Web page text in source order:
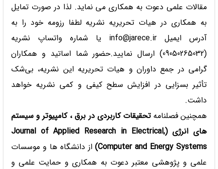
مقالات علمی دعوت به همکاری می نماید. لذا در صورت تمایل
به همکاری در هیات تحریریه نشریه لطفا رزومه خود را به
آدرس ایمیل info@jarece.ir یا شماره واتساپ نشریه
(09050265032) ارسال نمایید.حضور شما اساتید و همکاران
گرامی در جمع داوران و هیات تحریریه این نشریه، بی‌شک
تأثیر بسزایی در افزایش سطح کیفی و کمی نشریه خواهد
داشت.
همچنین فصلنامهتحقیقات کاربردی در برق ، کامپیوتر و سیستم
های انرژی (Journal of Applied Research in Electrical,
Computer and Energy Systems
)از دانشگاه ها و موسسات
علمی و پژوهشی معتبر دعوت به همکاری و حمایت علمی و